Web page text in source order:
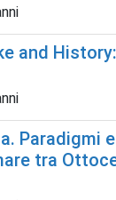
and
Paradigmi e
tra